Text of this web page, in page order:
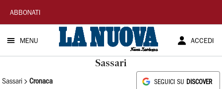
La
Nuova
Sardegna
ABBONATI
MENU ACCEDI
Sassari
Sassari Cronaca SEGUICI SU DISCOVER